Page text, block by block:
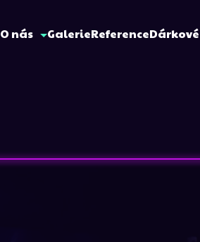
O nás GalerieReference